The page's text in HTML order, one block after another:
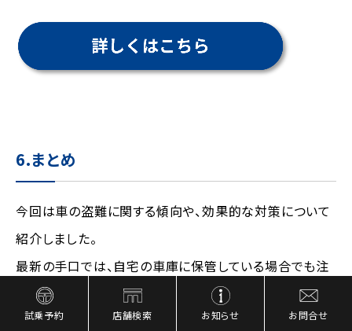
試乗予約 店舗検索 お知らせ お問合せ
6.まとめ
今回は車の盗難に関する傾向や、効果的な対策について
紹介しました。
最新の手口では、自宅の車庫に保管している場合でも注
意が必要です。
埼玉県内でも、月極駐車場や住宅敷地内でドアロックし